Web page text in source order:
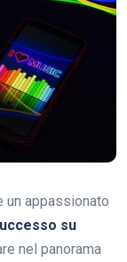
un appassionato
su
nel panorama